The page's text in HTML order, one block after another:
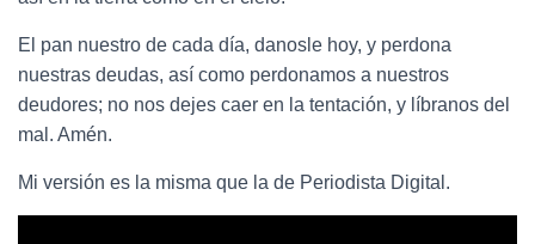
El pan nuestro de cada día, danosle hoy, y perdona
nuestras deudas, así como perdonamos a nuestros
deudores; no nos dejes caer en la tentación, y líbranos del
mal. Amén.
Mi versión es la misma que la de Periodista Digital.